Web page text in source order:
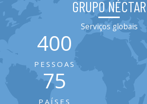
GRUPO NÉCTAR
Serviços globais
400
PESSOAS
75
PAÍSES